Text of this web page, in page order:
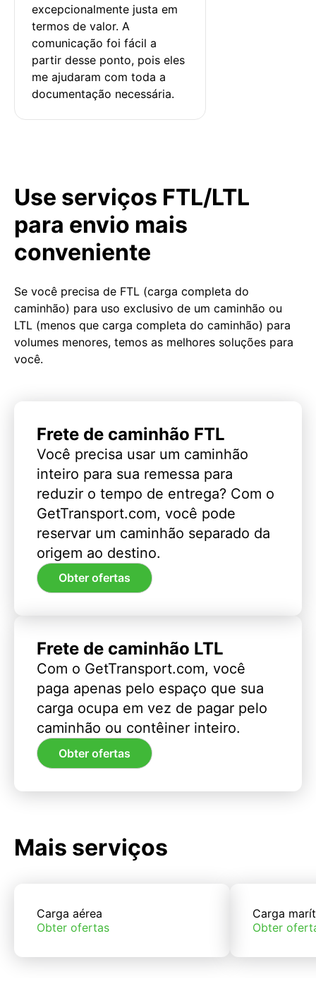
excepcionalmente justa em
termos de valor. A
comunicação foi fácil a
partir desse ponto, pois eles
me ajudaram com toda a
documentação necessária.
Use serviços FTL/LTL
para envio mais
conveniente
Se você precisa de FTL (carga completa do
caminhão) para uso exclusivo de um caminhão ou
LTL (menos que carga completa do caminhão) para
volumes menores, temos as melhores soluções para
você.
Frete de caminhão FTL
Você precisa usar um caminhão
inteiro para sua remessa para
reduzir o tempo de entrega? Com o
GetTransport.com, você pode
reservar um caminhão separado da
origem ao destino.
Obter ofertas
Frete de caminhão LTL
Com o GetTransport.com, você
paga apenas pelo espaço que sua
carga ocupa em vez de pagar pelo
caminhão ou contêiner inteiro.
Obter ofertas
Mais serviços
Carga aérea
Obter ofertas
Carga
Obter